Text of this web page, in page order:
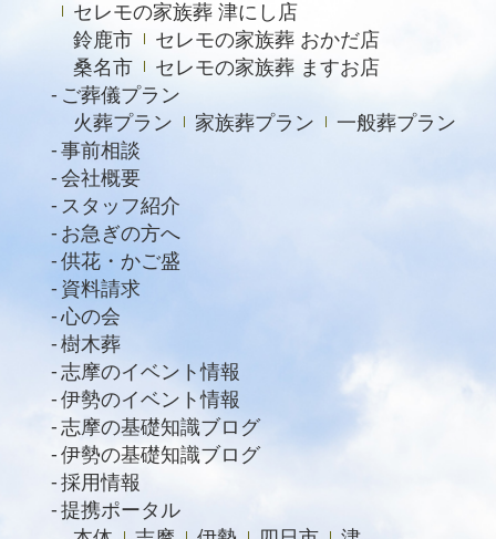
セレモの家族葬 津にし店
鈴鹿市
セレモの家族葬 おかだ店
桑名市
セレモの家族葬 ますお店
ご葬儀プラン
火葬プラン
家族葬プラン
一般葬プラン
事前相談
会社概要
スタッフ紹介
お急ぎの方へ
供花・かご盛
資料請求
心の会
樹木葬
志摩のイベント情報
伊勢のイベント情報
志摩の基礎知識ブログ
伊勢の基礎知識ブログ
採用情報
提携ポータル